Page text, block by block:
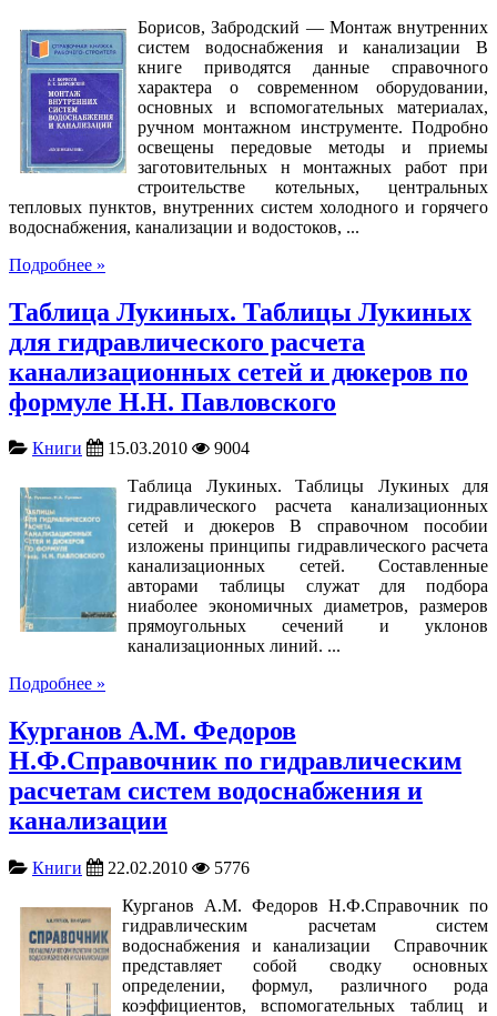
Борисов, Забродский — Монтаж внутренних
систем водоснабжения и канализации В
книге приводятся данные справочного
характера о современном оборудовании,
основных и вспомогательных материалах,
ручном монтажном инструменте. Подробно
освещены передовые методы и приемы
заготовительных н монтажных работ при
строительстве котельных, центральных
тепловых пунктов, внутренних систем холодного и горячего
водоснабжения, канализации и водостоков, ...
Подробнее »
Таблица Лукиных. Таблицы Лукиных
для гидравлического расчета
канализационных сетей и дюкеров по
формуле Н.Н. Павловского
Книги 15.03.2010
9004
Таблица Лукиных. Таблицы Лукиных для
гидравлического расчета канализационных
сетей и дюкеров В справочном пособии
изложены принципы гидравлического расчета
канализационных сетей. Составленные
авторами таблицы служат для подбора
ниаболее экономичных диаметров, размеров
прямоугольных сечений и уклонов
канализационных линий. ...
Подробнее »
Курганов А.М. Федоров
Н.Ф.Справочник по гидравлическим
расчетам систем водоснабжения и
канализации
Книги 22.02.2010
5776
Курганов А.М. Федоров Н.Ф.Справочник по
гидравлическим расчетам систем
водоснабжения и канализации Справочник
представляет собой сводку основных
определении, формул, различного рода
коэффициентов, вспомогательных таблиц и